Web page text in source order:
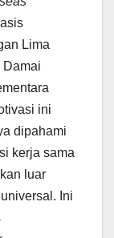
Lima
Damai
ini
dipahami
kerja sama
luar
Ini